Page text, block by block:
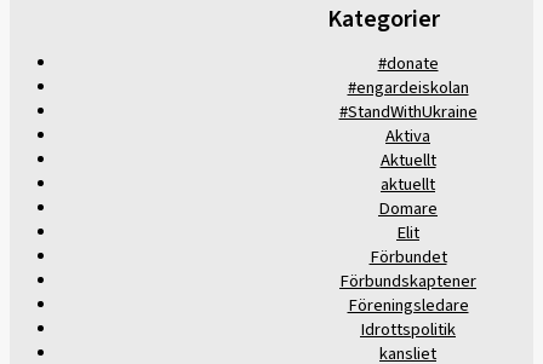
Kategorier
#donate
#engardeiskolan
#StandWithUkraine
Aktiva
Aktuellt
aktuellt
Domare
Elit
Förbundet
Förbundskaptener
Föreningsledare
Idrottspolitik
kansliet